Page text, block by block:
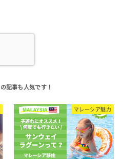
マレーシア魅力